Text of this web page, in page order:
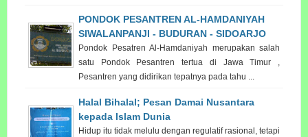
PONDOK PESANTREN AL-HAMDANIYAH
SIWALANPANJI - BUDURAN - SIDOARJO
Pondok Pesatren Al-Hamdaniyah merupakan salah
satu Pondok Pesantren tertua di Jawa Timur ,
Pesantren yang didirikan tepatnya pada tahu ...
Halal Bihalal; Pesan Damai Nusantara
kepada Islam Dunia
Hidup itu tidak melulu dengan regulatif rasional, tetapi